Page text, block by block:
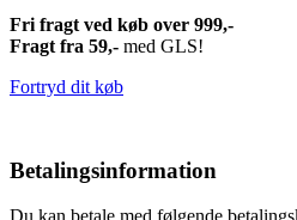
Fri fragt ved køb over 999,-
Fragt fra 59,- med GLS!
Fortryd dit køb
Betalingsinformation